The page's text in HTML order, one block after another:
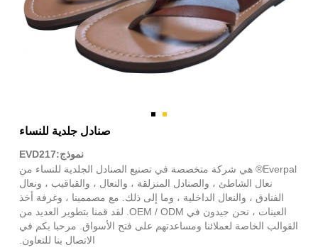
صنادل جلدية للنساء
نموذج:EVD217
Everpal® هي شركة متخصصة في تصنيع الصنادل الجلدية للنساء من
نعال الشاطئ ، والصنادل المنزلقة ، والنعال ، والقباقيب ، ونعال
الفنادق ، والنعال الداخلية ، وما إلى ذلك. مع مصممينا ، وغرفة أخذ
العينات ، نحن جيدون في OEM / ODM. لقد قمنا بتطوير العديد من
القوالب الخاصة لعملائنا ومساعدتهم على فتح الأسواق. مرحبا بكم في
الاتصال بنا للتعاون.